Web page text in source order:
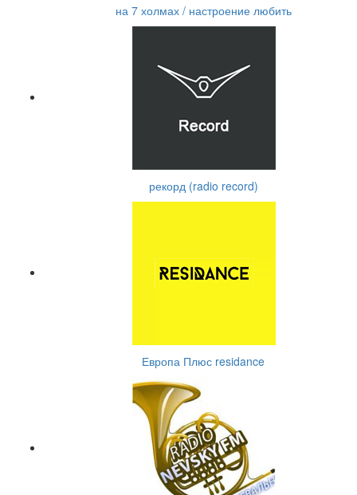
на 7 холмах / настроение любить
рекорд (radio record)
Европа Плюс residance